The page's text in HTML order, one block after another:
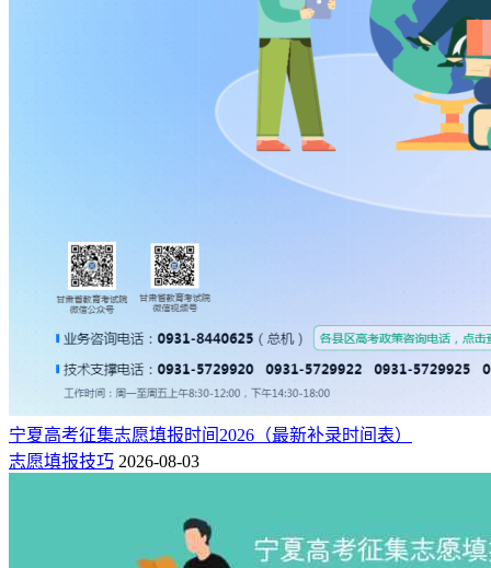
宁夏高考征集志愿填报时间2026（最新补录时间表）
志愿填报技巧 2026-08-03